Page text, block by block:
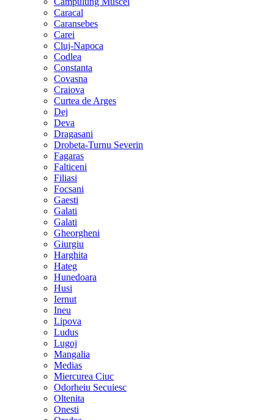
Caracal
Caransebes
Carei
Cluj-Napoca
Codlea
Constanta
Covasna
Craiova
Curtea de Arges
Dej
Deva
Dragasani
Drobeta-Turnu Severin
Fagaras
Falticeni
Filiasi
Focsani
Gaesti
Galati
Galati
Gheorgheni
Giurgiu
Harghita
Hateg
Hunedoara
Husi
Iernut
Ineu
Lipova
Ludus
Lugoj
Mangalia
Medias
Miercurea Ciuc
Odorheiu Secuiesc
Oltenita
Onesti